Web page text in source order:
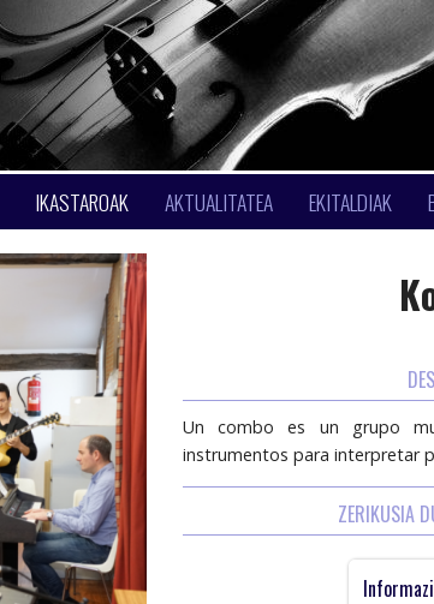
IKASTAROAK AKTUALITATEA EKITALDIAK
Un combo es un grupo
instrumentos para interpretar
ZERIKUSIA